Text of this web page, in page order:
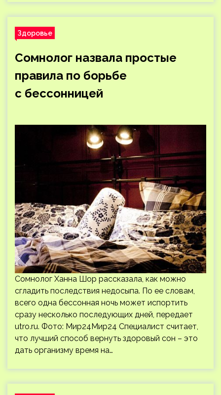
Здоровье
Сомнолог назвала простые
правила по борьбе
с бессонницей
Сомнолог Ханна Шор рассказала, как можно
сгладить последствия недосыпа. По ее словам,
всего одна бессонная ночь может испортить
сразу несколько последующих дней, передает
utro.ru. Фото: Мир24Мир24 Специалист считает,
что лучший способ вернуть здоровый сон – это
дать организму время на…